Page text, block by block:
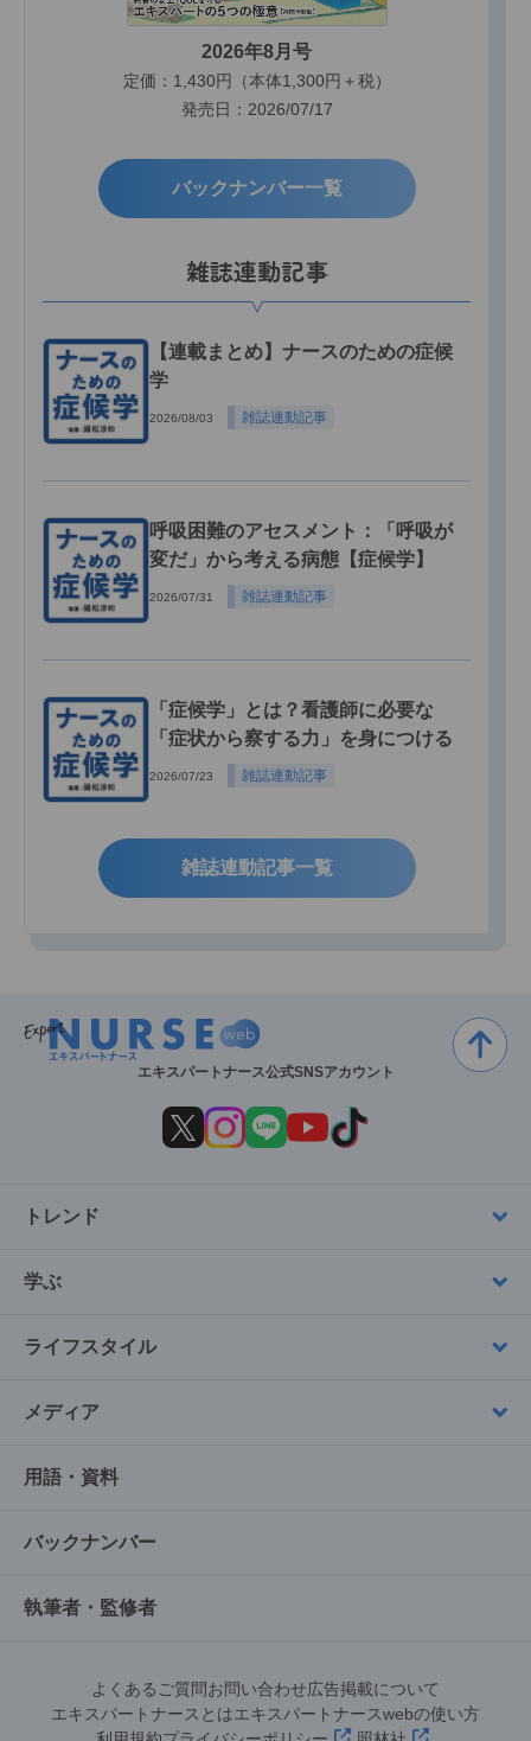
2026年8月号
定価：1,430円（本体1,300円＋税）
発売日：2026/07/17
バックナンバー一覧
雑誌連動記事
【連載まとめ】ナースのための症候
学
2026/08/03 雑誌連動記事
呼吸困難のアセスメント：「呼吸が
変だ」から考える病態【症候学】
2026/07/31 雑誌連動記事
「症候学」とは？看護師に必要な
「症状から察する力」を身につける
2026/07/23 雑誌連動記事
雑誌連動記事一覧
エキスパートナース公式SNSアカウント
トレンド
学ぶ
ライフスタイル
メディア
用語・資料
バックナンバー
執筆者・監修者
よくあるご質問お問い合わせ広告掲載について
エキスパートナースとはエキスパートナースwebの使い方